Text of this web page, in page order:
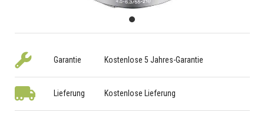
Garantie Kostenlose 5 Jahres-Garantie
Lieferung Kostenlose Lieferung